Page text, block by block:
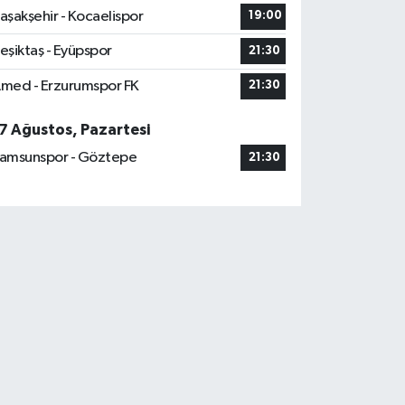
- Kocaelispor
19:00
- Eyüpspor 21:30
- Erzurumspor FK 21:30
Ağustos, Pazartesi
- Göztepe
21:30